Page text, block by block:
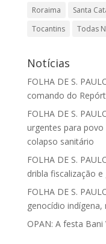
Roraima Santa
Tocantins
Todas
Notícias
FOLHA DE S.
comando do
FOLHA DE S.
urgentes para
colapso sanitário
FOLHA DE S.
dribla fiscalização
FOLHA DE S.
genocídio
OPAN: A festa